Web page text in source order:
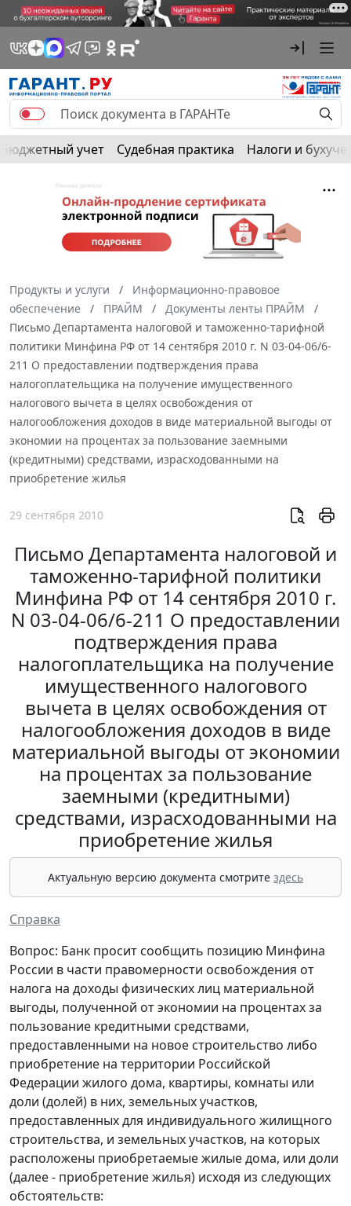
Бюджетный учет Судебная практика Налоги и
Продукты и услуги
Информационно-правовое
обеспечение
ПРАЙМ
Документы ленты ПРАЙМ
Письмо Департамента налоговой и таможенно-тарифной
политики Минфина РФ от 14 сентября 2010 г. N 03-04-06/6-
211 О предоставлении подтверждения права
налогоплательщика на получение имущественного
налогового вычета в целях освобождения от
налогообложения доходов в виде материальной выгоды от
экономии на процентах за пользование заемными
(кредитными) средствами, израсходованными на
приобретение жилья
29 сентября 2010
Письмо Департамента налоговой и
таможенно-тарифной политики
Минфина РФ от 14 сентября 2010 г.
N 03-04-06/6-211 О предоставлении
подтверждения права
налогоплательщика на получение
имущественного налогового
вычета в целях освобождения от
налогообложения доходов в виде
материальной выгоды от экономии
на процентах за пользование
заемными (кредитными)
средствами, израсходованными на
приобретение жилья
Актуальную версию документа смотрите здесь
Справка
Вопрос: Банк просит сообщить позицию Минфина
России в части правомерности освобождения от
налога на доходы физических лиц материальной
выгоды, полученной от экономии на процентах за
пользование кредитными средствами,
предоставленными на новое строительство либо
приобретение на территории Российской
Федерации жилого дома, квартиры, комнаты или
доли (долей) в них, земельных участков,
предоставленных для индивидуального жилищного
строительства, и земельных участков, на которых
расположены приобретаемые жилые дома, или доли
(далее - приобретение жилья) исходя из следующих
обстоятельств: